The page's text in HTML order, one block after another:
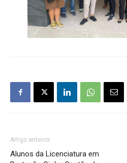
Artigo anterior
Alunos da Licenciatura em